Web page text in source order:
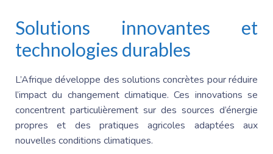
Solutions innovantes et
technologies durables
L’Afrique développe des solutions concrètes pour réduire
l’impact du changement climatique. Ces innovations se
concentrent particulièrement sur des sources d’énergie
propres et des pratiques agricoles adaptées aux
nouvelles conditions climatiques.